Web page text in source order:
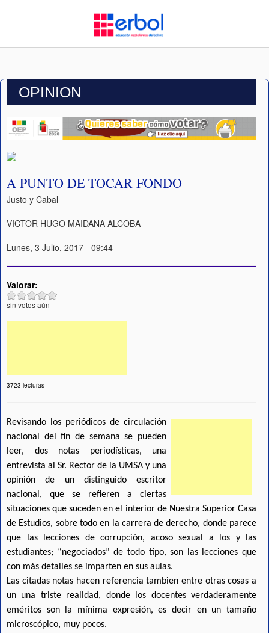
OPINION
A PUNTO DE TOCAR FONDO
Justo y Cabal
VICTOR HUGO MAIDANA ALCOBA
Lunes, 3 Julio, 2017 - 09:44
Valorar:
sin votos aún
3723 lecturas
Revisando los periódicos de circulación
nacional del fin de semana se pueden
leer, dos notas periodísticas, una
entrevista al Sr. Rector de la UMSA y una
opinión de un distinguido escritor
nacional, que se refieren a ciertas
situaciones que suceden en el interior de Nuestra Superior Casa
de Estudios, sobre todo en la carrera de derecho, donde parece
que las lecciones de corrupción, acoso sexual a los y las
estudiantes; “negociados” de todo tipo, son las lecciones que
con más detalles se imparten en sus aulas.
Las citadas notas hacen referencia tambien entre otras cosas a
un una triste realidad, donde los docentes verdaderamente
eméritos son la mínima expresión, es decir en un tamaño
microscópico, muy pocos.